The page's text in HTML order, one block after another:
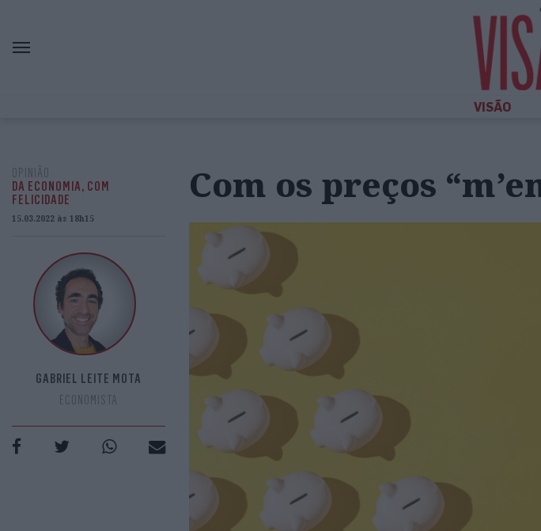
VISÃO
OPINIÃO
DA ECONOMIA, COM
FELICIDADE
15.03.2022 às 18h15
GABRIEL LEITE MOTA
ECONOMISTA
Com os preços